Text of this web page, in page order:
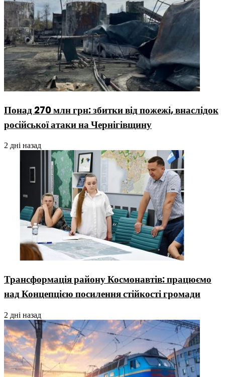
Понад 270 млн грн: збитки від пожежі, внаслідок
російської атаки на Чернігівщину
2 дні назад
Трансформація району Космонавтів: працюємо
над Концепцією посилення стійкості громади
2 дні назад